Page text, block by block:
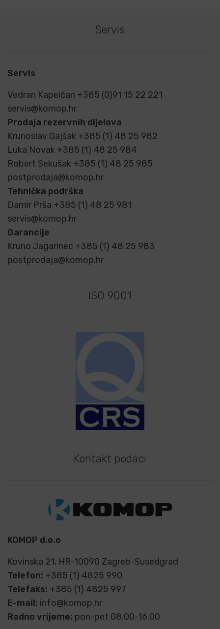
Servis
Servis
Vedran Kapelčan +385 (0)91 15 22 221
servis@komop.hr
Prodaja rezervnih dijelova
Krunoslav Gajšak +385 (1) 48 25 982
Luka Novak +385 (1) 48 25 984
Robert Sekušak +385 (1) 48 25 985
postprodaja@komop.hr
Tehnička podrška
Damir Prša +385 (1) 48 25 981
servis@komop.hr
Garancije
Kruno Jagarinec +385 (1) 48 25 983
postprodaja@komop.hr
ISO 9001
Kontakt podaci
KOMOP d.o.o
Kovinska 21, HR-10090 Zagreb-Susedgrad
Telefon: +385 (1) 4825 990
Telefaks: +385 (1) 4825 997
E-mail: info@komop.hr
Radno vrijeme: pon-pet 08.00-16.00